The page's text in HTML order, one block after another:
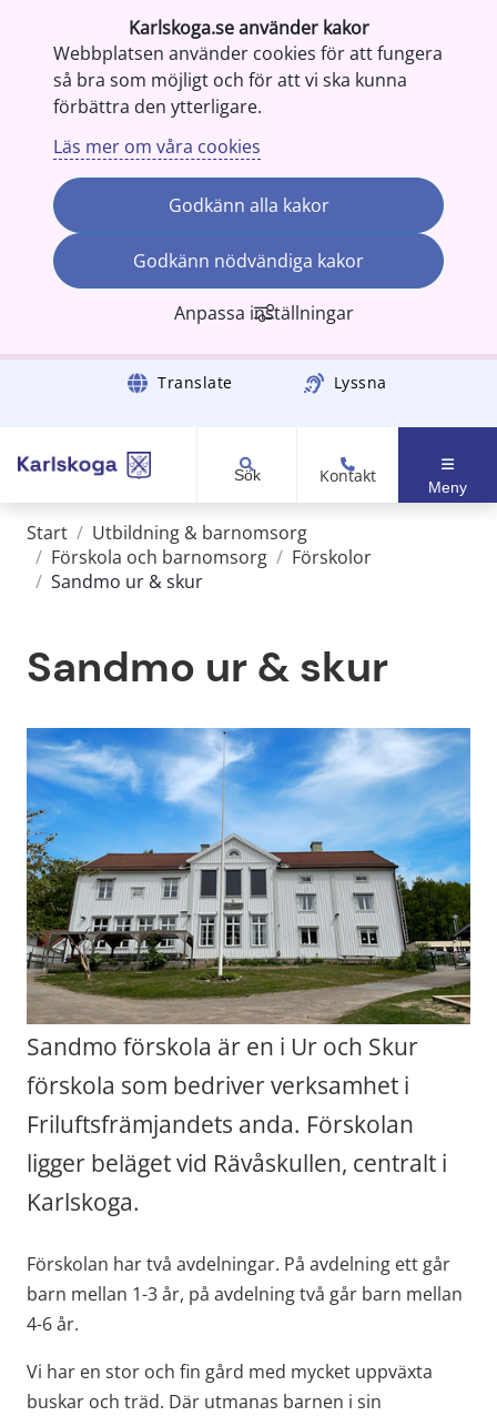
Karlskoga.se använder kakor
Webbplatsen använder cookies för att fungera
så bra som möjligt och för att vi ska kunna
förbättra den ytterligare.
Läs mer om våra cookies
Godkänn alla kakor
Godkänn nödvändiga kakor
Anpassa inställningar
Gå till innehåll Translate Lyssna
Sök Kontakt
Meny
Start / Utbildning & barnomsorg
/ Förskola och barnomsorg / Förskolor
/ Sandmo ur & skur
Sandmo ur & skur
Sandmo förskola är en i Ur och Skur
förskola som bedriver verksamhet i
Friluftsfrämjandets anda. Förskolan
ligger beläget vid Rävåskullen, centralt i
Karlskoga.
Förskolan har två avdelningar. På avdelning ett går
barn mellan 1-3 år, på avdelning två går barn mellan
4-6 år.
Vi har en stor och fin gård med mycket uppväxta
buskar och träd. Där utmanas barnen i sin